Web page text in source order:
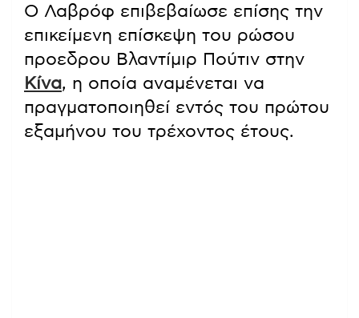
Ο Λαβρόφ επιβεβαίωσε επίσης την
επικείμενη επίσκεψη του ρώσου
προεδρου Βλαντίμιρ Πούτιν στην
Κίνα, η οποία αναμένεται να
πραγματοποιηθεί εντός του πρώτου
εξαμήνου του τρέχοντος έτους.